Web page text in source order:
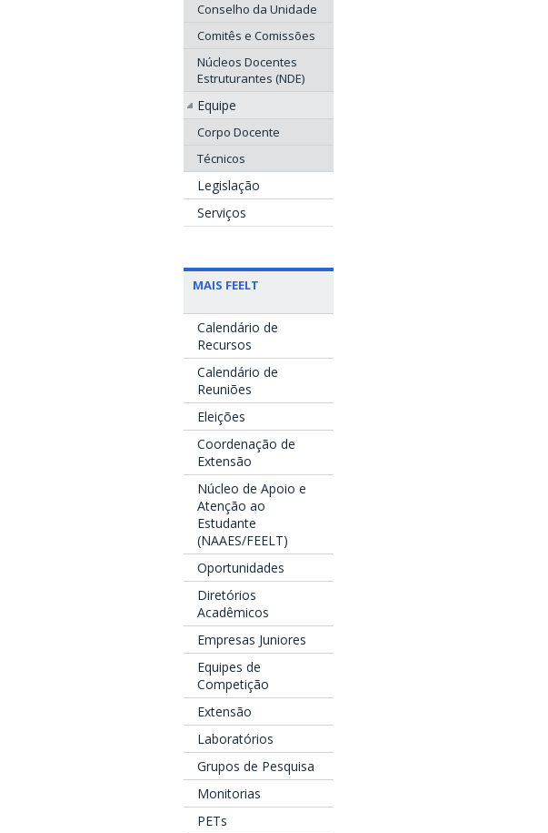
Conselho da Unidade
Comitês e Comissões
Núcleos Docentes
Estruturantes (NDE)
Equipe
Corpo Docente
Técnicos
Legislação
Serviços
MAIS FEELT
Calendário de
Recursos
Calendário de
Reuniões
Eleições
Coordenação de
Extensão
Núcleo de Apoio e
Atenção ao
Estudante
(NAAES/FEELT)
Oportunidades
Diretórios
Acadêmicos
Empresas Juniores
Equipes de
Competição
Extensão
Laboratórios
Grupos de Pesquisa
Monitorias
PETs